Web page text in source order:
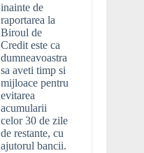
inainte de
raportarea la
Biroul de
Credit este ca
dumneavoastra
sa aveti timp si
mijloace pentru
evitarea
acumularii
celor 30 de zile
de restante, cu
ajutorul bancii.